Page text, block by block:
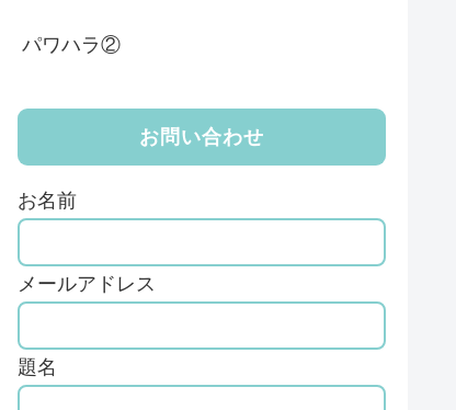
パワハラ②
お問い合わせ
お名前
メールアドレス
題名